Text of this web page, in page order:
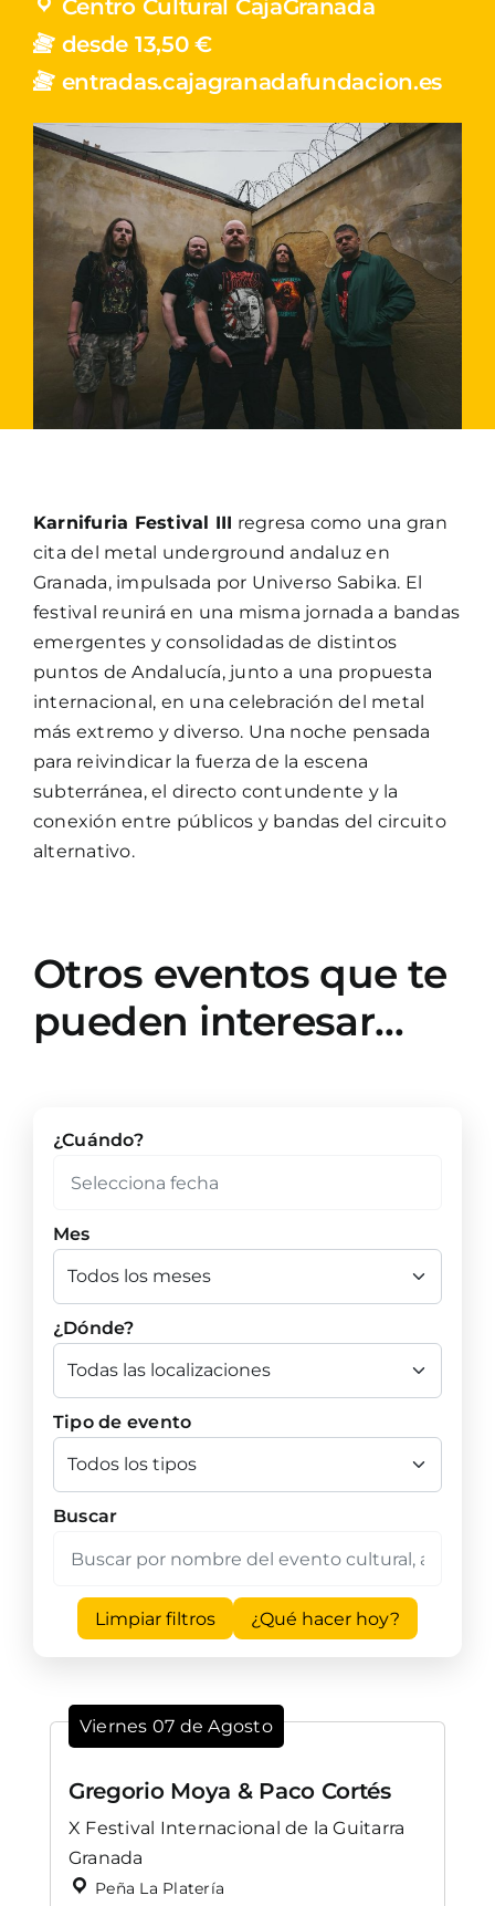
Centro Cultural CajaGranada
desde 13,50 €
entradas.cajagranadafundacion.es
Karnifuria Festival III regresa como una gran
cita del metal underground andaluz en
Granada, impulsada por Universo Sabika. El
festival reunirá en una misma jornada a bandas
emergentes y consolidadas de distintos
puntos de Andalucía, junto a una propuesta
internacional, en una celebración del metal
más extremo y diverso. Una noche pensada
para reivindicar la fuerza de la escena
subterránea, el directo contundente y la
conexión entre públicos y bandas del circuito
alternativo.
Otros eventos que te
pueden interesar…
¿Cuándo?
Mes
¿Dónde?
Tipo de evento
Buscar
Limpiar filtros ¿Qué hacer hoy?
Viernes 07 de Agosto
Gregorio Moya & Paco Cortés
X Festival Internacional de la Guitarra
Granada
Peña La Platería